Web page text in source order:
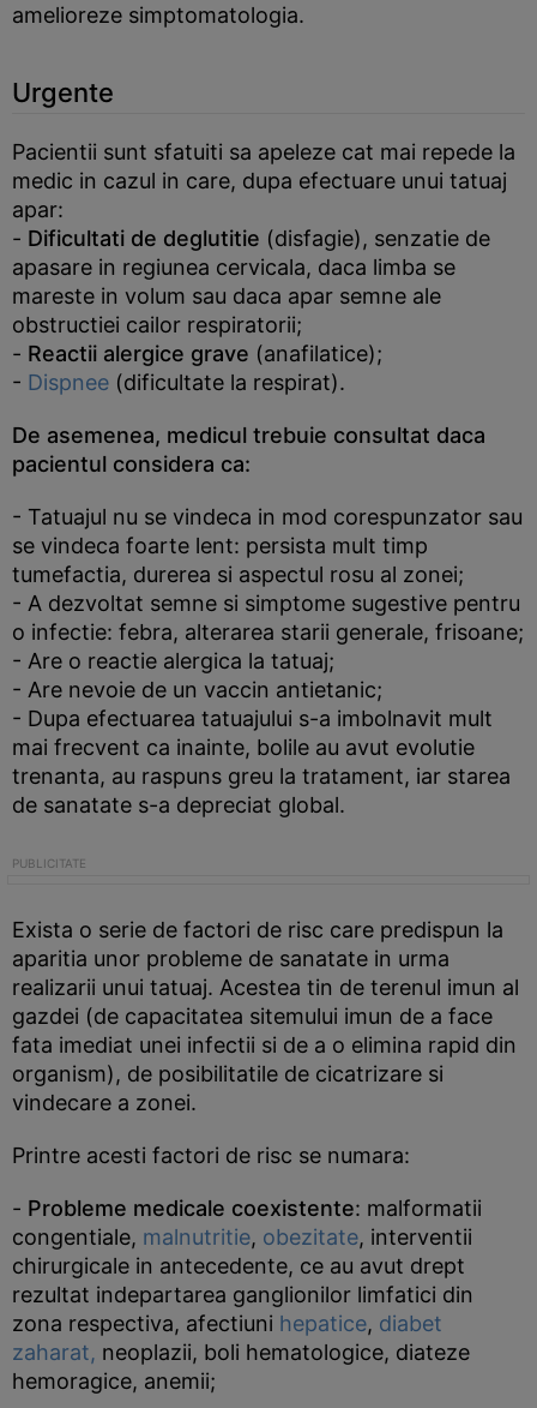
amelioreze simptomatologia.
Urgente
Pacientii sunt sfatuiti sa apeleze cat mai repede la
medic in cazul in care, dupa efectuare unui tatuaj
apar:
- Dificultati de deglutitie (disfagie), senzatie de
apasare in regiunea cervicala, daca limba se
mareste in volum sau daca apar semne ale
obstructiei cailor respiratorii;
- Reactii alergice grave (anafilatice);
- Dispnee (dificultate la respirat).
De asemenea, medicul trebuie consultat daca
pacientul considera ca:
- Tatuajul nu se vindeca in mod corespunzator sau
se vindeca foarte lent: persista mult timp
tumefactia, durerea si aspectul rosu al zonei;
- A dezvoltat semne si simptome sugestive pentru
o infectie: febra, alterarea starii generale, frisoane;
- Are o reactie alergica la tatuaj;
- Are nevoie de un vaccin antietanic;
- Dupa efectuarea tatuajului s-a imbolnavit mult
mai frecvent ca inainte, bolile au avut evolutie
trenanta, au raspuns greu la tratament, iar starea
de sanatate s-a depreciat global.
Exista o serie de factori de risc care predispun la
aparitia unor probleme de sanatate in urma
realizarii unui tatuaj. Acestea tin de terenul imun al
gazdei (de capacitatea sitemului imun de a face
fata imediat unei infectii si de a o elimina rapid din
organism), de posibilitatile de cicatrizare si
vindecare a zonei.
Printre acesti factori de risc se numara:
- Probleme medicale coexistente: malformatii
congentiale, malnutritie, obezitate, interventii
chirurgicale in antecedente, ce au avut drept
rezultat indepartarea ganglionilor limfatici din
zona respectiva, afectiuni hepatice, diabet
zaharat, neoplazii, boli hematologice, diateze
hemoragice, anemii;